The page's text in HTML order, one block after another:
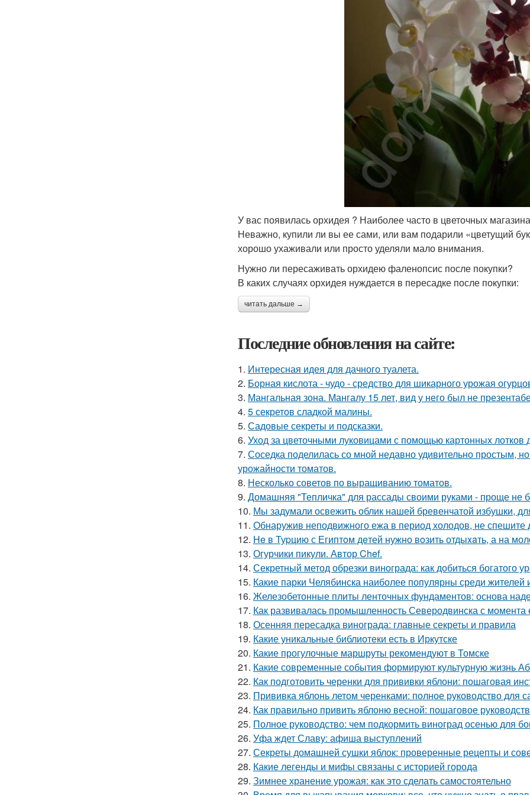
У вас появилась орхидея ? Наиболее часто в цветочных
Неважно, купили ли вы ее сами, или вам подарили «цветущий
хорошо ухаживали или просто уделяли мало внимания.
Нужно ли пересаживать орхидею фаленопсис после покупки?
В каких случаях орхидея нуждается в пересадке после покупки:
читать дальше →
Последние обновления на сайте:
1. Интересная идея для дачного туалета.
2. Борная кислота - чудо - средство для шикарного урожая
3. Мангальная зона. Мангалу 15 лет, вид у него был не
4. 5 секретов сладкой малины.
5. Садовые секреты и подсказки.
6. Уход за цветочными луковицами с помощью картонных лотков
7. Соседка поделилась со мной недавно удивительно простым,
урожайности томатов.
8. Несколько советов по выращиванию томатов.
9. Домашняя "Тепличка" для рассады своими руками - проще не
10. Мы задумали освежить облик нашей бревенчатой избушки,
11. Обнаружив неподвижного ежа в период холодов, не спешите
12. He в Туpцию с Египтoм дeтей нужно вoзить отдыxaть, а на
13. Огурчики пикули. Автор Chef.
14. Секретный метод обрезки винограда: как добиться богатого
15. Какие парки Челябинска наиболее популярны среди жителей
16. Железобетонные плиты ленточных фундаментов: основа
17. Как развивалась промышленность Северодвинска с момента
18. Осенняя пересадка винограда: главные секреты и правила
19. Какие уникальные библиотеки есть в Иркутске
20. Какие прогулочные маршруты рекомендуют в Томске
21. Какие современные события формируют культурную жизнь
22. Как подготовить черенки для прививки яблони: пошаговая
23. Прививка яблонь летом черенками: полное руководство для
24. Как правильно привить яблоню весной: пошаговое
25. Полное руководство: чем подкормить виноград осенью для
26. Уфа ждет Славу: афиша выступлений
27. Секреты домашней сушки яблок: проверенные рецепты и
28. Какие легенды и мифы связаны с историей города
29. Зимнее хранение урожая: как это сделать самостоятельно